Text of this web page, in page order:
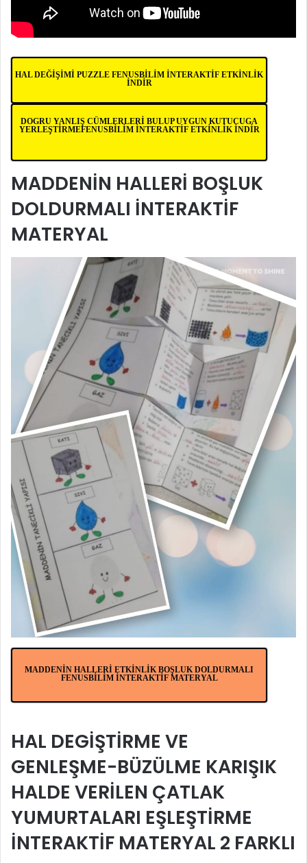
HAL DEĞİŞİMİ PUZZLE FENUSBİLİM İNTERAKTİF ETKİNLİK
İNDİR
DOGRU YANLIŞ CÜMLERLERİ BULUP UYGUN KUTUCUGA
YERLEŞTİRMEFENUSBİLİM İNTERAKTİF ETKİNLİK İNDİR
MADDENİN HALLERİ BOŞLUK
DOLDURMALI İNTERAKTİF
MATERYAL
MADDENİN HALLERİ ETKİNLİK BOŞLUK DOLDURMALI
FENUSBİLİM İNTERAKTİF MATERYAL
HAL DEGİŞTİRME VE
GENLEŞME-BÜZÜLME KARIŞIK
HALDE VERİLEN ÇATLAK
YUMURTALARI EŞLEŞTİRME
İNTERAKTİF MATERYAL 2 FARKLI